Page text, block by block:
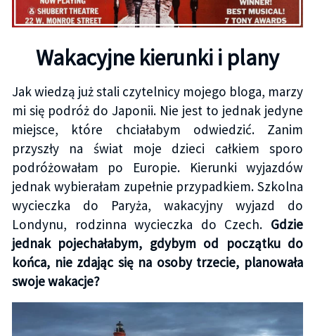
Wakacyjne kierunki i plany
Jak wiedzą już stali czytelnicy mojego bloga, marzy
mi się podróż do Japonii. Nie jest to jednak jedyne
miejsce, które chciałabym odwiedzić. Zanim
przyszły na świat moje dzieci całkiem sporo
podróżowałam po Europie. Kierunki wyjazdów
jednak wybierałam zupełnie przypadkiem. Szkolna
wycieczka do Paryża, wakacyjny wyjazd do
Londynu, rodzinna wycieczka do Czech. Gdzie
jednak pojechałabym, gdybym od początku do
końca, nie zdając się na osoby trzecie, planowała
swoje wakacje?